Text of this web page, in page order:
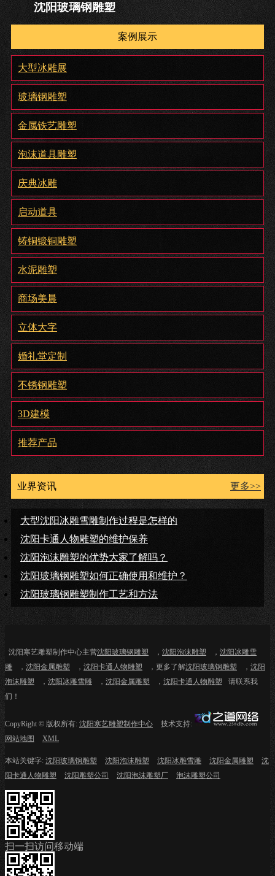
沈阳玻璃钢雕塑
案例展示
大型冰雕展
玻璃钢雕塑
金属铁艺雕塑
泡沫道具雕塑
庆典冰雕
启动道具
铸铜锻铜雕塑
水泥雕塑
商场美晨
立体大字
婚礼堂定制
不锈钢雕塑
3D建模
推荐产品
更多>>
业界资讯
大型沈阳冰雕雪雕制作过程是怎样的
沈阳卡通人物雕塑的维护保养
沈阳泡沫雕塑的优势大家了解吗？
沈阳玻璃钢雕塑如何正确使用和维护？
沈阳玻璃钢雕塑制作工艺和方法
沈阳寒艺雕塑制作中心主营沈阳玻璃钢雕塑 ， 沈阳泡沫雕塑 ， 沈阳冰雕雪
雕
， 沈阳金属雕塑 ， 沈阳卡通人物雕塑 ，更多了解沈阳玻璃钢雕塑 ， 沈阳
泡沫雕塑
， 沈阳冰雕雪雕 ， 沈阳金属雕塑 ， 沈阳卡通人物雕塑
请联系我
们！
CopyRight © 版权所有: 沈阳寒艺雕塑制作中心
技术支持:
网站地图
XML
本站关键字: 沈阳玻璃钢雕塑 沈阳泡沫雕塑 沈阳冰雕雪雕 沈阳金属雕塑
沈
阳卡通人物雕塑
沈阳雕塑公司 沈阳泡沫雕塑厂 泡沫雕塑公司
扫一扫访问移动端